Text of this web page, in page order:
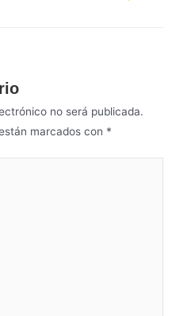
no será publicada.
marcados con *